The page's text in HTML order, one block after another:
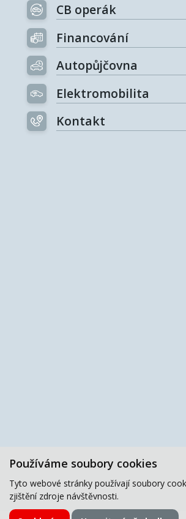
Používáme soubory cookies
Tyto webové stránky používají soubory
zjištění zdroje návštěvnosti.
CB operák
Financování
Autopůjčovna
Elektromobilita
Kontakt